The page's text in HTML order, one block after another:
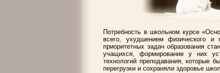
Потребность в школьном курсе
всего, ухудшением физического и
приоритетных задач образования
учащихся, формирование у них
технологий преподавания, которые
перегрузки и сохраняли здоровье